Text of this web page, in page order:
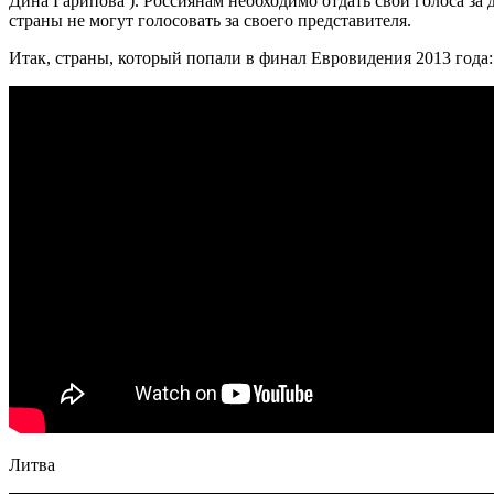
страны не могут голосовать за своего представителя.
Итак, страны, который попали в финал Евровидения 2013 года:
Литва